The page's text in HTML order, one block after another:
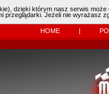
11483dzisiaj: (0)
HOME |
dzięki którym nasz serwis
przeglądarki. Jeżeli nie wyrażasz